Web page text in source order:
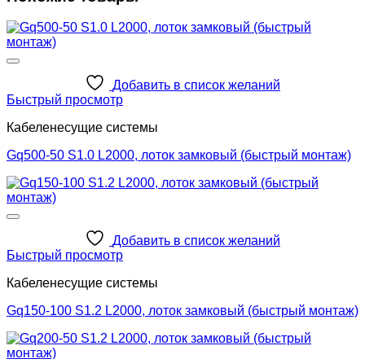
Добавить в список желаний
Быстрый просмотр
Кабеленесущие системы
Gq500-50 S1.0 L2000, лоток замковый (быстрый монтаж)
Добавить в список желаний
Быстрый просмотр
Кабеленесущие системы
Gq150-100 S1.2 L2000, лоток замковый (быстрый монтаж)